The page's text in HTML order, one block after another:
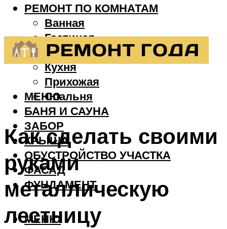
РЕМОНТ ПО КОМНАТАМ
Ванная
Гостиная
Детская
Кухня
Прихожая
Спальня
БАНЯ И САУНА
ЗАБОР
КРЫША
ОБУСТРОЙСТВО УЧАСТКА
ФАСАД
ФУНДАМЕНТ
МЕНЮ
МЕНЮ
Как сделать своими
руками
металлическую
лестницу